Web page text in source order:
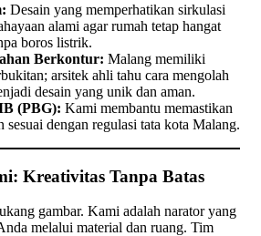
Desain yang memperhatikan sirkulasi
alami agar rumah tetap hangat
boros listrik.
Berkontur: Malang memiliki
arsitek ahli tahu cara mengolah
desain yang unik dan aman.
(PBG): Kami membantu memastikan
sesuai dengan regulasi tata kota Malang.
Kreativitas Tanpa Batas
gambar. Kami adalah narator yang
melalui material dan ruang. Tim